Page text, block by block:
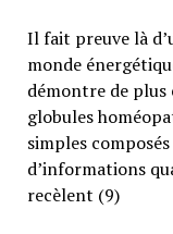
Il fait preuve là
monde
démontre de plus
globules
simples
d’informations
recèlent (9)